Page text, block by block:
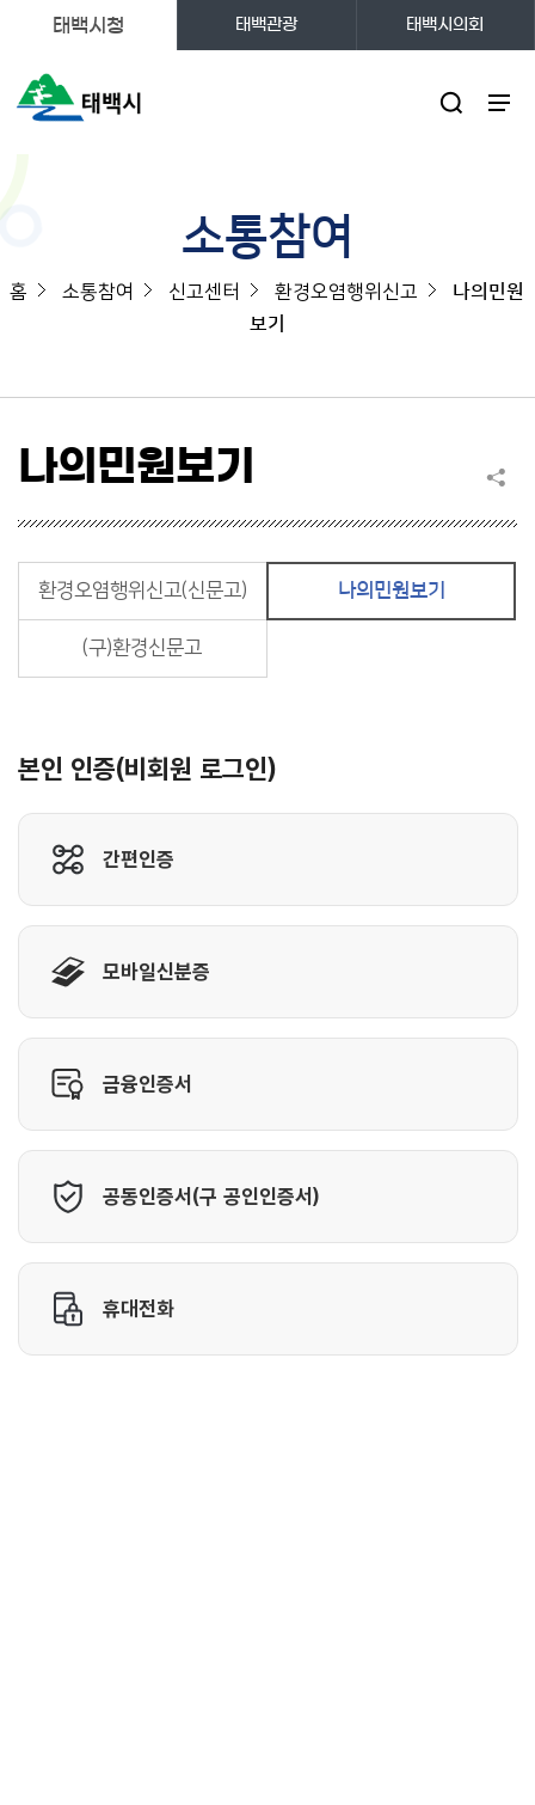
태백시청 태백관광 태백시의회
소통참여
홈 소통참여 신고센터 환경오염행위신고
나의민원
보기
나의민원보기
환경오염행위신고(신문고) 나의민원보기
(구)환경신문고